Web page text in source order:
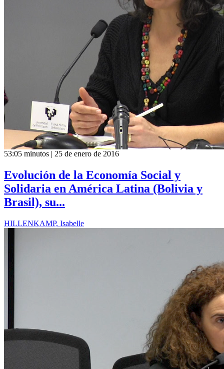
53:05 minutos | 25 de enero de 2016
Evolución de la Economía Social y
Solidaria en América Latina (Bolivia y
Brasil), su...
HILLENKAMP, Isabelle